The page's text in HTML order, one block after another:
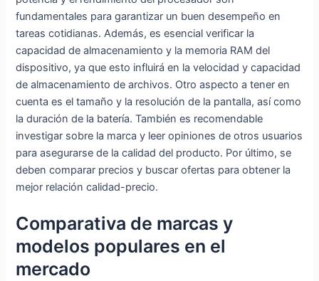
GB TF
C,diseño de
Metal Ligero
fundamentales para garantizar un buen desempeño en
tareas cotidianas. Además, es esencial verificar la
capacidad de almacenamiento y la memoria RAM del
dispositivo, ya que esto influirá en la velocidad y capacidad
de almacenamiento de archivos. Otro aspecto a tener en
cuenta es el tamaño y la resolución de la pantalla, así como
la duración de la batería. También es recomendable
investigar sobre la marca y leer opiniones de otros usuarios
para asegurarse de la calidad del producto. Por último, se
deben comparar precios y buscar ofertas para obtener la
mejor relación calidad-precio.
Comparativa de marcas y
modelos populares en el
mercado